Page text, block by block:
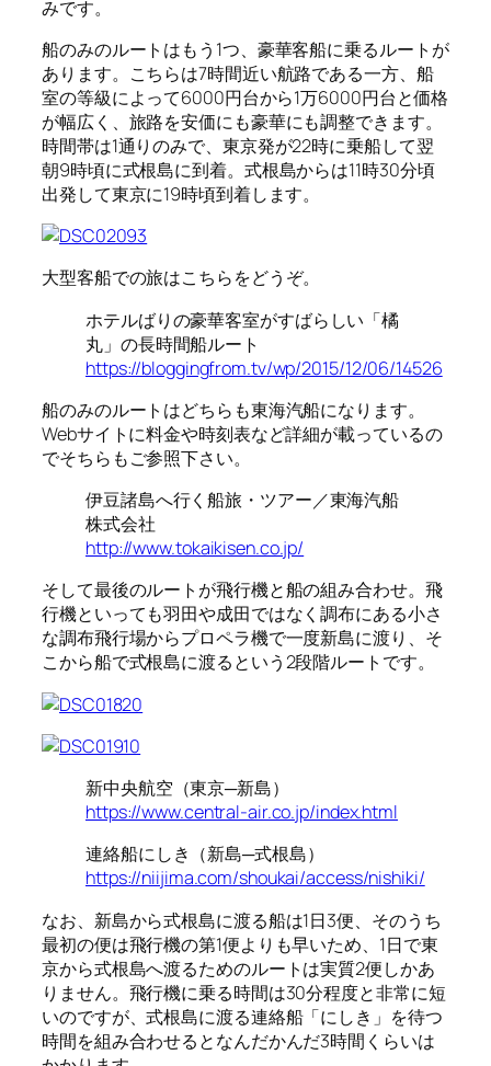
みです。
船のみのルートはもう1つ、豪華客船に乗るルートが
あります。こちらは7時間近い航路である一方、船
室の等級によって6000円台から1万6000円台と価格
が幅広く、旅路を安価にも豪華にも調整できます。
時間帯は1通りのみで、東京発が22時に乗船して翌
朝9時頃に式根島に到着。式根島からは11時30分頃
出発して東京に19時頃到着します。
大型客船での旅はこちらをどうぞ。
ホテルばりの豪華客室がすばらしい「橘
丸」の長時間船ルート
https://bloggingfrom.tv/wp/2015/12/06/14526
船のみのルートはどちらも東海汽船になります。
Webサイトに料金や時刻表など詳細が載っているの
でそちらもご参照下さい。
伊豆諸島へ行く船旅・ツアー／東海汽船
株式会社
http://www.tokaikisen.co.jp/
そして最後のルートが飛行機と船の組み合わせ。飛
行機といっても羽田や成田ではなく調布にある小さ
な調布飛行場からプロペラ機で一度新島に渡り、そ
こから船で式根島に渡るという2段階ルートです。
新中央航空（東京─新島）
https://www.central-air.co.jp/index.html
連絡船にしき（新島─式根島）
https://niijima.com/shoukai/access/nishiki/
なお、新島から式根島に渡る船は1日3便、そのうち
最初の便は飛行機の第1便よりも早いため、1日で東
京から式根島へ渡るためのルートは実質2便しかあ
りません。飛行機に乗る時間は30分程度と非常に短
いのですが、式根島に渡る連絡船「にしき」を待つ
時間を組み合わせるとなんだかんだ3時間くらいは